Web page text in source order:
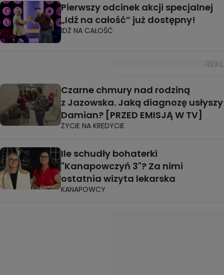
Pierwszy odcinek akcji specjalnej
„Idź na całość” już dostępny!
IDŹ NA CAŁOŚĆ
Czarne chmury nad rodziną
z Jazowska. Jaką diagnozę usłyszy
Damian? [PRZED EMISJĄ W TV]
ŻYCIE NA KREDYCIE
Ile schudły bohaterki
"Kanapowczyń 3"? Za nimi
ostatnia wizyta lekarska
KANAPOWCY